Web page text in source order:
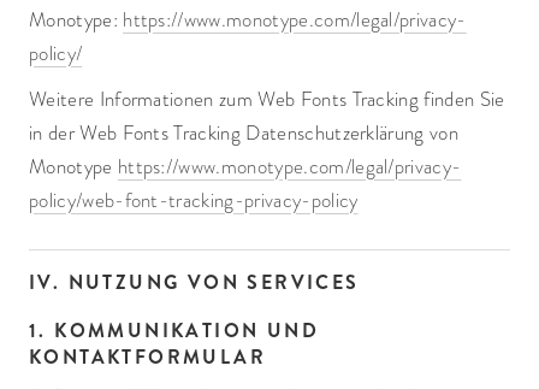
Monotype: https://www.monotype.com/legal/privacy-
policy/
Weitere Informationen zum Web Fonts Tracking finden Sie
in der Web Fonts Tracking Datenschutzerklärung von
Monotype https://www.monotype.com/legal/privacy-
policy/web-font-tracking-privacy-policy
IV. NUTZUNG VON SERVICES
1. KOMMUNIKATION UND
KONTAKTFORMULAR